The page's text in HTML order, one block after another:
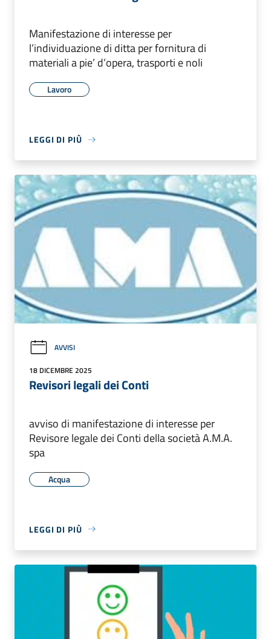
Manifestazione di interesse per
l’individuazione di ditta per fornitura di
materiali a pie’ d’opera, trasporti e noli
Lavoro
LEGGI DI PIÙ
AVVISI
18 DICEMBRE 2025
Revisori legali dei Conti
avviso di manifestazione di interesse per
Revisore legale dei Conti della società A.M.A.
spa
Acqua
LEGGI DI PIÙ